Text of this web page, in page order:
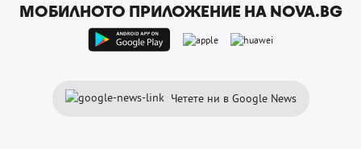
МОБИЛНОТО ПРИЛОЖЕНИЕ НА NOVA.BG
Четете ни в Google News